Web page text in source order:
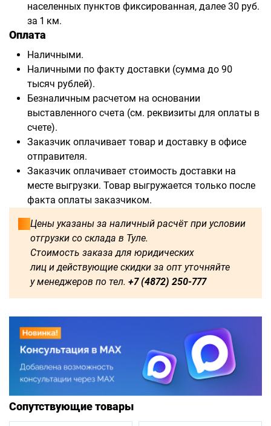
населенных пунктов фиксированная, далее 30 руб.
за 1 км.
Оплата
Наличными.
Наличными по факту доставки (сумма до 90
тысяч рублей).
Безналичным расчетом на основании
выставленного счета (см. реквизиты для оплаты в
счете).
Заказчик оплачивает товар и доставку в офисе
отправителя.
Заказчик оплачивает стоимость доставки на
месте выгрузки. Товар выгружается только после
факта оплаты заказчиком.
Цены указаны за наличный расчёт при условии
отгрузки со склада в Туле.
Стоимость заказа для юридических
лиц и действующие скидки за опт уточняйте
у менеджеров по тел. +7 (4872) 250-777
Сопутствующие товары